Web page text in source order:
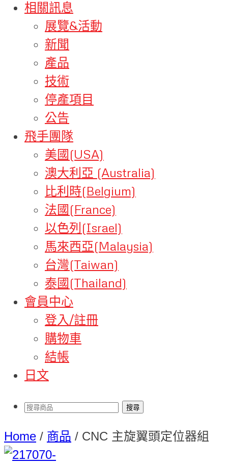
相關訊息
展覽&活動
新聞
產品
技術
停產項目
公告
飛手團隊
美國(USA)
澳大利亞 (Australia)
比利時(Belgium)
法國(France)
以色列(Israel)
馬來西亞(Malaysia)
台灣(Taiwan)
泰國(Thailand)
會員中心
登入/註冊
購物車
結帳
日文
Home / 商品 / CNC 主旋翼頭定位器組